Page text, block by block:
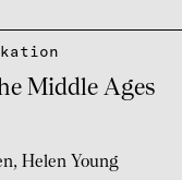
Middle Ages
Helen Young